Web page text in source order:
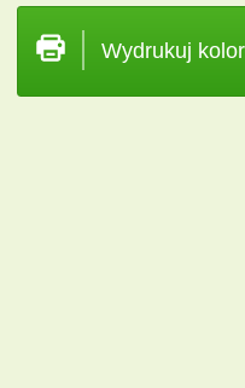
Wydrukuj